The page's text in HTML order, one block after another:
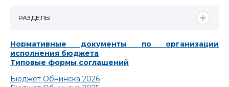
Нормативные документы по организации
исполнения бюджета
Типовые формы соглашений
Бюджет Обнинска 2026
РАЗДЕЛЫ